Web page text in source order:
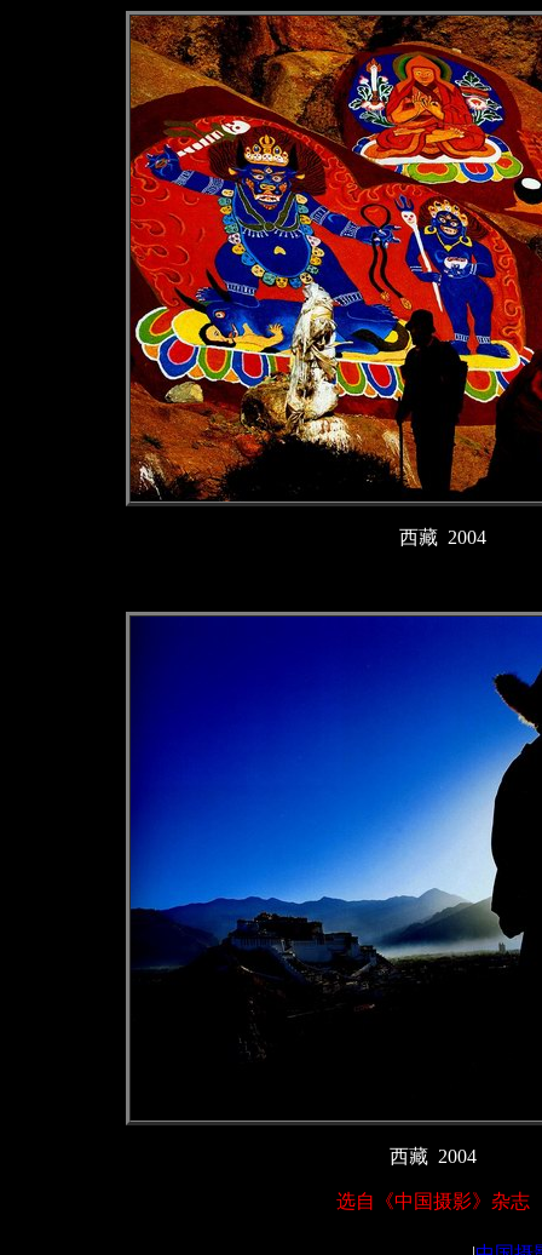
西藏 2004
西藏 2004
选自《中国摄影》杂志